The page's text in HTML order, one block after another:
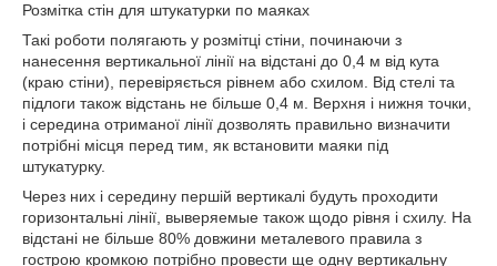
Розмітка стін для штукатурки по маяках
Такі роботи полягають у розмітці стіни, починаючи з
нанесення вертикальної лінії на відстані до 0,4 м від кута
(краю стіни), перевіряється рівнем або схилом. Від стелі та
підлоги також відстань не більше 0,4 м. Верхня і нижня точки,
і середина отриманої лінії дозволять правильно визначити
потрібні місця перед тим, як встановити маяки під
штукатурку.
Через них і середину першій вертикалі будуть проходити
горизонтальні лінії, выверяемые також щодо рівня і схилу. На
відстані не більше 80% довжини металевого правила з
гострою кромкою потрібно провести ще одну вертикальну